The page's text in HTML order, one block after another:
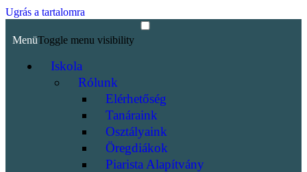
Ugrás a tartalomra
MenüToggle menu visibility
Iskola
Rólunk
Elérhetőség
Tanáraink
Osztályaink
Öregdiákok
Piarista Alapítvány